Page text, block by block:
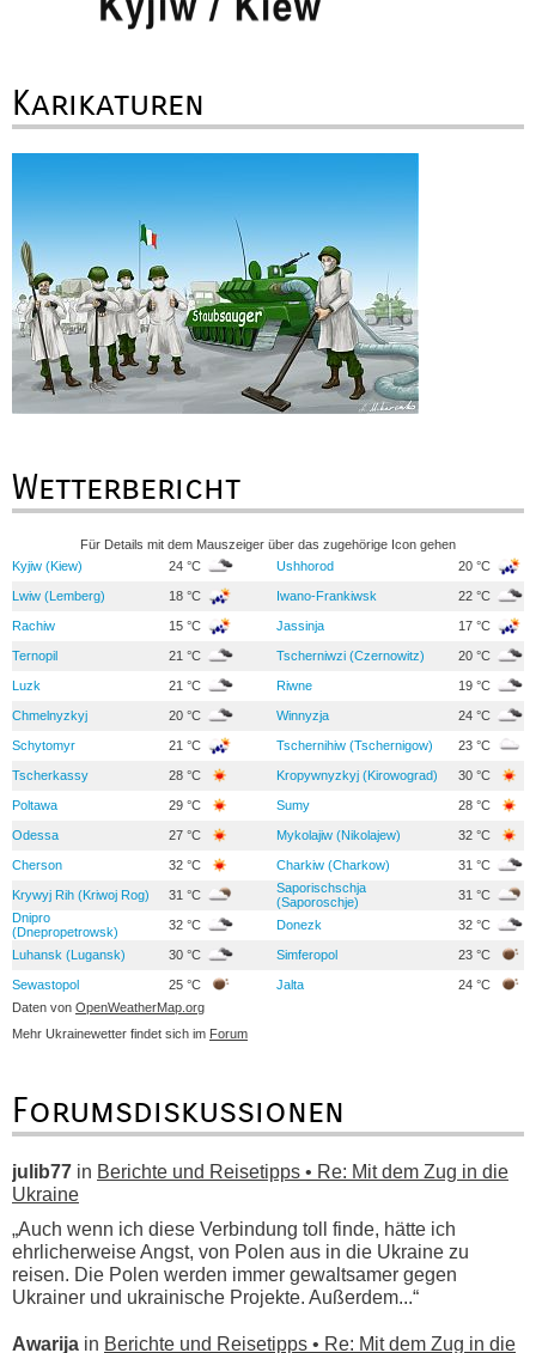
Karikaturen
Wetterbericht
Für Details mit dem Mauszeiger über das zugehörige Icon gehen
Kyjiw (Kiew)
24 °C Ushhorod 20 °C
Lwiw (Lemberg) 18 °C Iwano-Frankiwsk 22 °C
Rachiw 15 °C Jassinja 17 °C
Ternopil 21 °C Tscherniwzi (Czernowitz) 20 °C
Luzk 21 °C Riwne 19 °C
Chmelnyzkyj 20 °C Winnyzja 24 °C
Schytomyr 21 °C Tschernihiw (Tschernigow) 23 °C
Tscherkassy 28 °C Kropywnyzkyj (Kirowograd) 30 °C
Poltawa 29 °C Sumy 28 °C
Odessa 27 °C Mykolajiw (Nikolajew) 32 °C
Cherson 32 °C Charkiw (Charkow) 31 °C
Krywyj Rih (Kriwoj Rog) 31 °C
Saporischschja
(Saporoschje)
31 °C
Dnipro
(Dnepropetrowsk)
32 °C Donezk 32 °C
Luhansk (Lugansk) 30 °C Simferopol 23 °C
Sewastopol 25 °C Jalta
24 °C
Daten von OpenWeatherMap.org
Mehr Ukrainewetter findet sich im Forum
Forumsdiskussionen
julib77 in Berichte und Reisetipps • Re: Mit dem Zug in die
Ukraine
„Auch wenn ich diese Verbindung toll finde, hätte ich
ehrlicherweise Angst, von Polen aus in die Ukraine zu
reisen. Die Polen werden immer gewaltsamer gegen
Ukrainer und ukrainische Projekte. Außerdem...“
Awarija in Berichte und Reisetipps • Re: Mit dem Zug in die